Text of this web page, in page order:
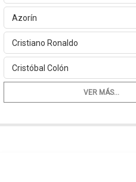
Azorín
Cristiano Ronaldo
Cristóbal Colón
VER MÁS...